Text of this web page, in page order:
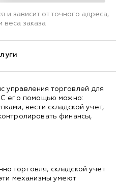
и зависит от точного адреса,
веса заказа
управления торговлей для
С его помощью можно:
вести складской учет,
финансы,
торговля, складской учет
механизмы умеют